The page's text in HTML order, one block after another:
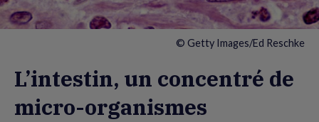
L’intestin, un concentré de
micro-organismes
© Getty Images/Ed Reschke